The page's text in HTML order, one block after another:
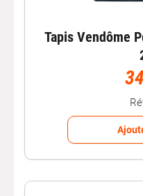
Tapis Vendôme